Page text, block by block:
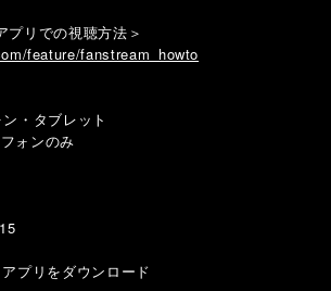
プリでの視聴方法＞
feature/fanstream_howto
・タブレット
ォンのみ
プリをダウンロード